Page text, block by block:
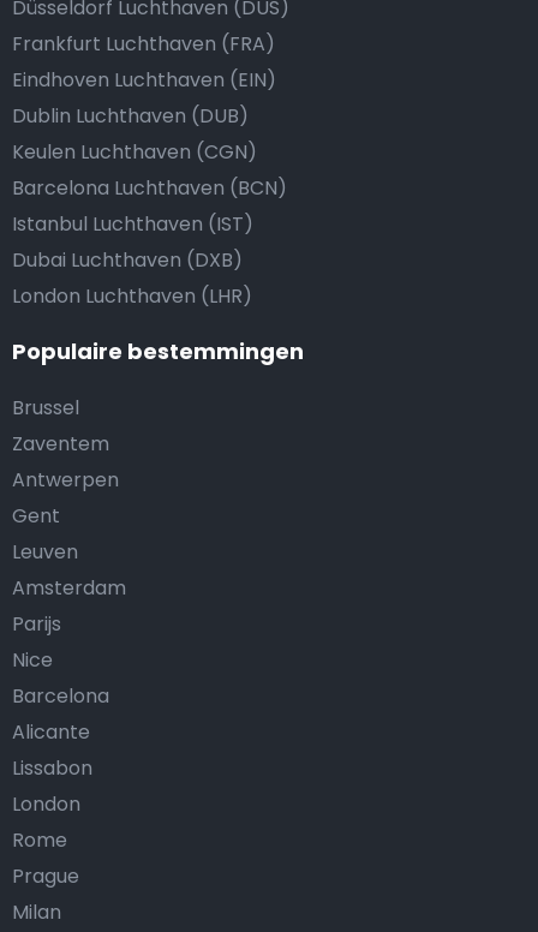
Düsseldorf Luchthaven (DUS)
Frankfurt Luchthaven (FRA)
Eindhoven Luchthaven (EIN)
Dublin Luchthaven (DUB)
Keulen Luchthaven (CGN)
Barcelona Luchthaven (BCN)
Istanbul Luchthaven (IST)
Dubai Luchthaven (DXB)
London Luchthaven (LHR)
Populaire bestemmingen
Brussel
Zaventem
Antwerpen
Gent
Leuven
Amsterdam
Parijs
Nice
Barcelona
Alicante
Lissabon
London
Rome
Prague
Milan